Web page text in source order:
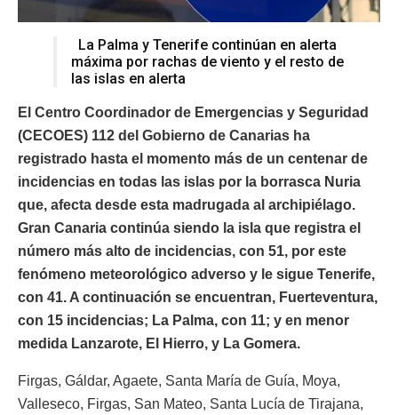
La Palma y Tenerife continúan en alerta
máxima por rachas de viento y el resto de
las islas en alerta
El Centro Coordinador de Emergencias y Seguridad
(CECOES) 112 del Gobierno de Canarias ha
registrado hasta el momento más de un centenar de
incidencias en todas las islas por la borrasca Nuria
que, afecta desde esta madrugada al archipiélago.
Gran Canaria continúa siendo la isla que registra el
número más alto de incidencias, con 51, por este
fenómeno meteorológico adverso y le sigue Tenerife,
con 41. A continuación se encuentran, Fuerteventura,
con 15 incidencias; La Palma, con 11; y en menor
medida Lanzarote, El Hierro, y La Gomera.
Firgas, Gáldar, Agaete, Santa María de Guía, Moya,
Valleseco, Firgas, San Mateo, Santa Lucía de Tirajana,